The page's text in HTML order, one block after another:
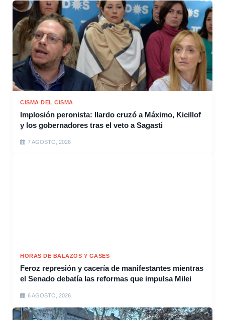
CISMA DEL CISMA
Implosión peronista: Ilardo cruzó a Máximo, Kicillof
y los gobernadores tras el veto a Sagasti
7 AGOSTO, 2026
HORAS DE BALAZOS Y GASES
Feroz represión y cacería de manifestantes mientras
el Senado debatía las reformas que impulsa Milei
6 AGOSTO, 2026